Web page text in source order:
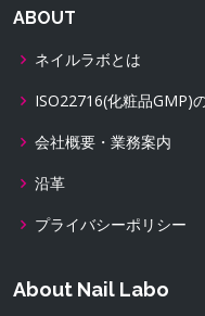
ABOUT
ネイルラボとは
ISO22716(化粧品GMP)
会社概要・業務案内
沿革
プライバシーポリシー
About Nail Labo